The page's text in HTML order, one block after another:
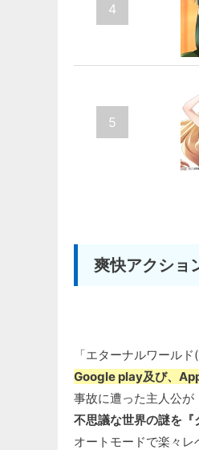
4
5
爽快アクショ
「エターナルワール
Google play及び、
事故に遭った主人公が
不思議な世界の謎を
オートモードで楽々レ